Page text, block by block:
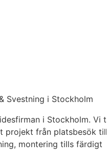
Svestning i Stockholm
i Stockholm. Vi
projekt från platsbesök
montering tills färdigt